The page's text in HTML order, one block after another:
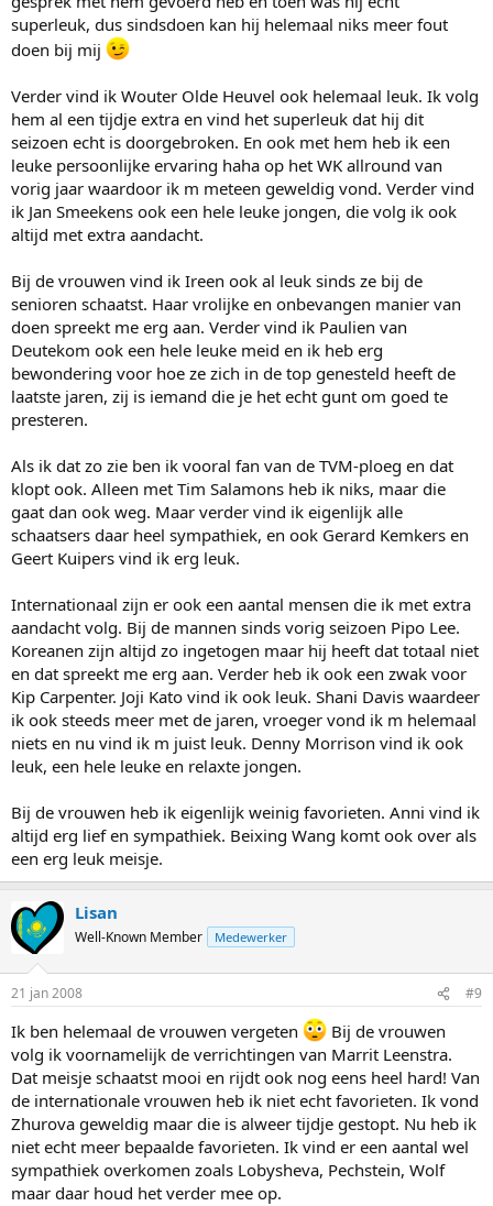
superleuk, dus sindsdoen kan hij helemaal niks meer fout
doen bij mij
Verder vind ik Wouter Olde Heuvel ook helemaal leuk. Ik volg
hem al een tijdje extra en vind het superleuk dat hij dit
seizoen echt is doorgebroken. En ook met hem heb ik een
leuke persoonlijke ervaring haha op het WK allround van
vorig jaar waardoor ik m meteen geweldig vond. Verder vind
ik Jan Smeekens ook een hele leuke jongen, die volg ik ook
altijd met extra aandacht.
Bij de vrouwen vind ik Ireen ook al leuk sinds ze bij de
senioren schaatst. Haar vrolijke en onbevangen manier van
doen spreekt me erg aan. Verder vind ik Paulien van
Deutekom ook een hele leuke meid en ik heb erg
bewondering voor hoe ze zich in de top genesteld heeft de
laatste jaren, zij is iemand die je het echt gunt om goed te
presteren.
Als ik dat zo zie ben ik vooral fan van de TVM-ploeg en dat
klopt ook. Alleen met Tim Salamons heb ik niks, maar die
gaat dan ook weg. Maar verder vind ik eigenlijk alle
schaatsers daar heel sympathiek, en ook Gerard Kemkers en
Geert Kuipers vind ik erg leuk.
Internationaal zijn er ook een aantal mensen die ik met extra
aandacht volg. Bij de mannen sinds vorig seizoen Pipo Lee.
Koreanen zijn altijd zo ingetogen maar hij heeft dat totaal niet
en dat spreekt me erg aan. Verder heb ik ook een zwak voor
Kip Carpenter. Joji Kato vind ik ook leuk. Shani Davis waardeer
ik ook steeds meer met de jaren, vroeger vond ik m helemaal
niets en nu vind ik m juist leuk. Denny Morrison vind ik ook
leuk, een hele leuke en relaxte jongen.
Bij de vrouwen heb ik eigenlijk weinig favorieten. Anni vind ik
altijd erg lief en sympathiek. Beixing Wang komt ook over als
een erg leuk meisje.
Lisan
Well-Known Member Medewerker
21 jan 2008 #9
Ik ben helemaal de vrouwen vergeten
Bij de vrouwen
volg ik voornamelijk de verrichtingen van Marrit Leenstra.
Dat meisje schaatst mooi en rijdt ook nog eens heel hard! Van
de internationale vrouwen heb ik niet echt favorieten. Ik vond
Zhurova geweldig maar die is alweer tijdje gestopt. Nu heb ik
niet echt meer bepaalde favorieten. Ik vind er een aantal wel
sympathiek overkomen zoals Lobysheva, Pechstein, Wolf
maar daar houd het verder mee op.